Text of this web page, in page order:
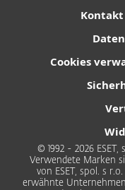
Kontakt
Cookies
© 1992 - 2026
Verwendete Marken
von ESET, spol. s
erwähnte